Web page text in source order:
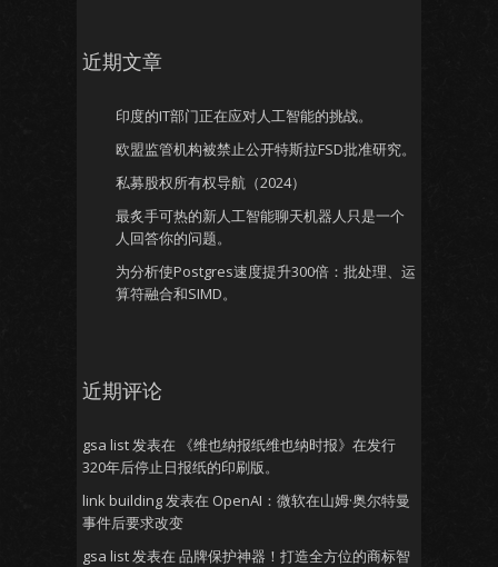
近期文章
印度的IT部门正在应对人工智能的挑战。
欧盟监管机构被禁止公开特斯拉FSD批准研究。
私募股权所有权导航（2024）
最炙手可热的新人工智能聊天机器人只是一个
人回答你的问题。
为分析使Postgres速度提升300倍：批处理、运
算符融合和SIMD。
近期评论
gsa list发表在
《维也纳报纸维也纳时报》在发行
320年后停止日报纸的印刷版。
link building发表在 OpenAI：微软在山姆·奥尔特曼
事件后要求改变
gsa list发表在 品牌保护神器！打造全方位的商标智